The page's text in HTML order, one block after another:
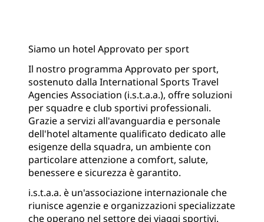
Siamo un hotel Approvato per sport
Il nostro programma Approvato per sport,
sostenuto dalla International Sports Travel
Agencies Association (i.s.t.a.a.), offre soluzioni
per squadre e club sportivi professionali.
Grazie a servizi all'avanguardia e personale
dell'hotel altamente qualificato dedicato alle
esigenze della squadra, un ambiente con
particolare attenzione a comfort, salute,
benessere e sicurezza è garantito.
i.s.t.a.a. è un'associazione internazionale che
riunisce agenzie e organizzazioni specializzate
che operano nel settore dei viaggi sportivi.